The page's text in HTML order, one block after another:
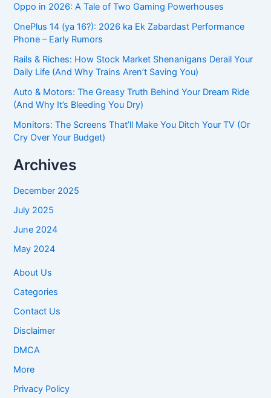
Oppo in 2026: A Tale of Two Gaming Powerhouses
OnePlus 14 (ya 16?): 2026 ka Ek Zabardast Performance
Phone – Early Rumors
Rails & Riches: How Stock Market Shenanigans Derail Your
Daily Life (And Why Trains Aren’t Saving You)
Auto & Motors: The Greasy Truth Behind Your Dream Ride
(And Why It’s Bleeding You Dry)
Monitors: The Screens That’ll Make You Ditch Your TV (Or
Cry Over Your Budget)
Archives
December 2025
July 2025
June 2024
May 2024
About Us
Categories
Contact Us
Disclaimer
DMCA
More
Privacy Policy